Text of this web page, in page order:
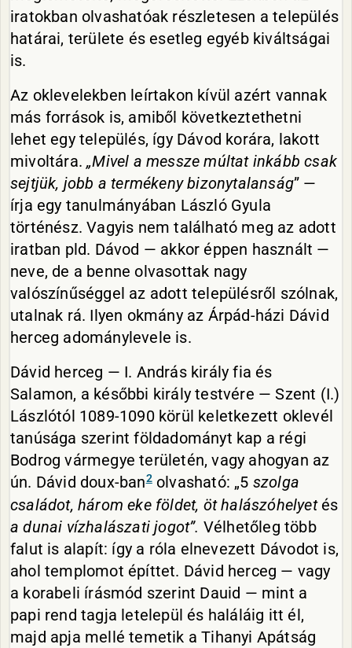
iratokban olvashatóak részletesen a település
határai, területe és esetleg egyéb kiváltságai
is.
Az oklevelekben leírtakon kívül azért vannak
más források is, amiből következtethetni
lehet egy település, így Dávod korára, lakott
mivoltára.„Mivel a messze múltat inkább csak
sejtjük, jobb a termékeny bizonytalanság” —
írja egy tanulmányában László Gyula
történész. Vagyis nem található meg az adott
iratban pld. Dávod — akkor éppen használt —
neve, de a benne olvasottak nagy
valószínűséggel az adott településről szólnak,
utalnak rá. Ilyen okmány az Árpád-házi Dávid
herceg adománylevele is.
Dávid herceg — I. András király fia és
Salamon, a későbbi király testvére — Szent (I.)
Lászlótól 1089-1090 körül keletkezett oklevél
tanúsága szerint földadományt kap a régi
Bodrog vármegye területén, vagy ahogyan az
ún. Dávid doux-ban2olvasható: „5 szolga
családot, három eke földet, öt halászóhelyetés
a dunai vízhalászati jogot”. Vélhetőleg több
falut is alapít: így a róla elnevezett Dávodot is,
ahol templomot építtet. Dávid herceg — vagy
a korabeli írásmód szerint Dauid — mint a
papi rend tagja letelepül és haláláig itt él,
majd apja mellé temetik a Tihanyi Apátság